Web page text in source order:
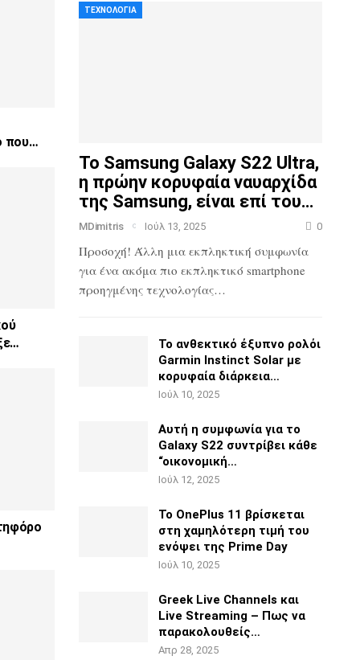
ΤΕΧΝΟΛΟΓΊΑ
Το Samsung Galaxy S22 Ultra,
η πρώην κορυφαία ναυαρχίδα
της Samsung, είναι επί του…
MDimitris Ιούλ 13, 2025 0
Προσοχή! Άλλη μια εκπληκτική συμφωνία
για ένα ακόμα πιο εκπληκτικό smartphone
προηγμένης τεχνολογίας…
Το ανθεκτικό έξυπνο ρολόι
Garmin Instinct Solar με
κορυφαία διάρκεια…
Ιούλ 10, 2025
Αυτή η συμφωνία για το
Galaxy S22 συντρίβει κάθε
“οικονομική…
Ιούλ 12, 2025
Το OnePlus 11 βρίσκεται
στη χαμηλότερη τιμή του
ενόψει της Prime Day
Ιούλ 10, 2025
Greek Live Channels και
Live Streaming – Πως να
παρακολουθείς…
Απρ 28, 2025
που…